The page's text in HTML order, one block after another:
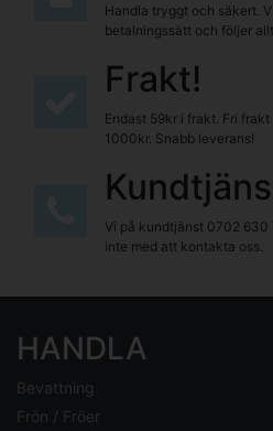
Handla tryggt och säkert.
betalningssätt och följer
Frakt!
Endast 59kr i frakt. Fri
1000kr. Snabb leverans!
Vi på kundtjänst 0702 630
inte med att kontakta oss.
HANDLA
Bevattning
Frön / Fröer